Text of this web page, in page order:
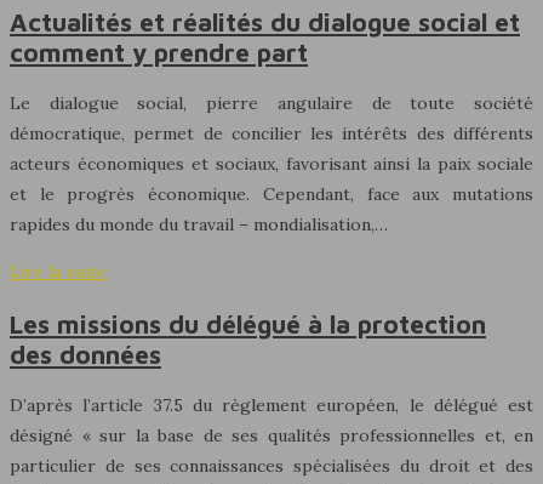
Actualités et réalités du dialogue social et
comment y prendre part
Le dialogue social, pierre angulaire de toute société
démocratique, permet de concilier les intérêts des différents
acteurs économiques et sociaux, favorisant ainsi la paix sociale
et le progrès économique. Cependant, face aux mutations
rapides du monde du travail – mondialisation,…
Lire la suite
Les missions du délégué à la protection
des données
D’après l’article 37.5 du règlement européen, le délégué est
désigné « sur la base de ses qualités professionnelles et, en
particulier de ses connaissances spécialisées du droit et des